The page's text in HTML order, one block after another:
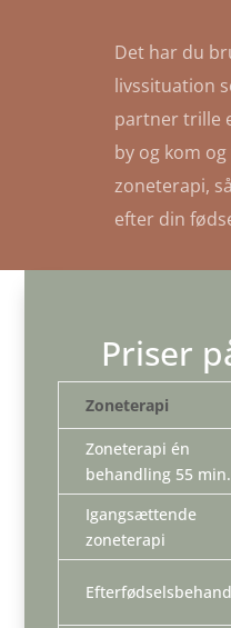
Det har du
livssituation
partner trille
by og kom
zoneterapi,
efter din
Priser
Zoneterapi
Zoneterapi én
behandling 55 min.
Igangsættende
zoneterapi